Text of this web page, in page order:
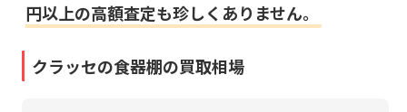
円以上の高額査定も珍しくありません。
クラッセの食器棚の買取相場